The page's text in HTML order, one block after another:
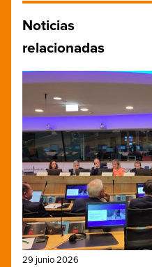
Noticias
relacionadas
29 junio 2026